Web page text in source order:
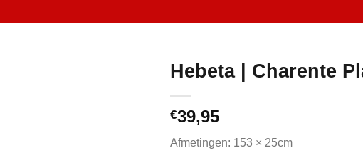
Hebeta | Charente
€39,95
Afmetingen: 153 × 25cm